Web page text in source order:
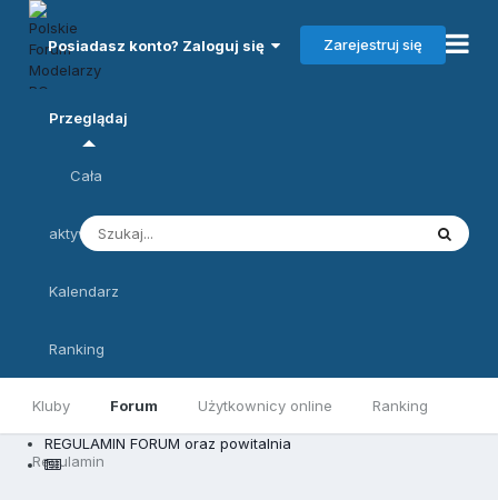
Posiadasz konto? Zaloguj się Zarejestruj się
Przeglądaj
Kluby Forum Użytkownicy online Ranking
Regulamin
Cała
aktywność
Kalendarz
Ranking
REGULAMIN FORUM oraz powitalnia